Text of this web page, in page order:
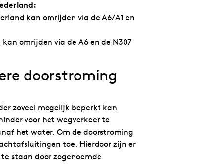
kan omrijden via de A6/A1 en
omrijden via de A6 en de N307
doorstroming
zoveel mogelijk beperkt kan
voor het wegverkeer te
het water. Om de doorstroming
toe. Hierdoor zijn er
staan door zogenoemde